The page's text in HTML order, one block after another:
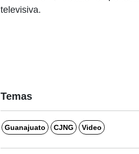
televisiva.
Temas
Guanajuato CJNG Video